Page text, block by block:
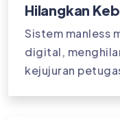
Hilangkan
Sistem manless
digital,
kejujuran